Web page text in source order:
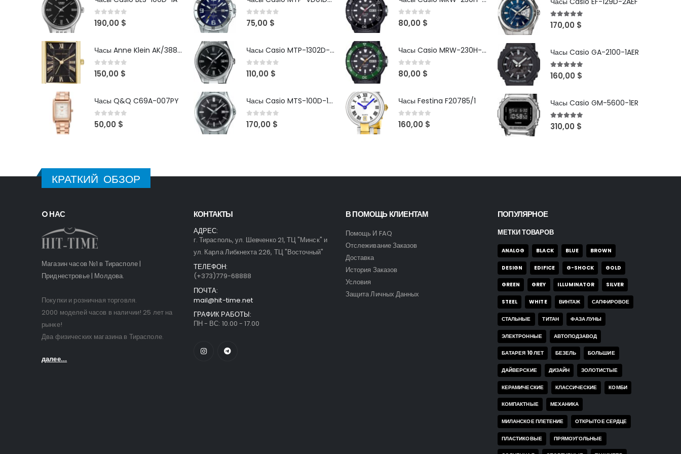
0out of 5
190,00 $
Часы Anne Klein AK/3882BKGB
0out of 5
150,00 $
Часы Q&Q C69A-007PY
0out of 5
50,00 $
0out of 5
75,00 $
Часы Casio MTP-1302D-1A1VDF
0out of 5
110,00 $
Часы Casio MTS-100D-1AV
0out of 5
170,00 $
0out of 5
80,00 $
Часы Casio MRW-230H-1E3VDF
0out of 5
80,00 $
Часы Festina F20785/1
0out of 5
160,00 $
5out of 5
170,00 $
Часы Casio GA-2100-1AER
5out of 5
160,00 $
Часы Casio GM-5600-1ER
5out of 5
310,00 $
КРАТКИЙ ОБЗОР
O НАС
Магазин часов №1 в Тирасполе |
Приднестровье | Молдова.
Покупки и розничная торговля.
2000 моделей часов в наличии! 25 лет на
рынке!
Два физических магазина в Тирасполе.
далее...
КОНТАКТЫ
АДРЕС:
г. Тирасполь, ул. Шевченко 21, ТЦ "Минск" и
ул. Карла Либкнехта 226, ТЦ "Восточный"
ТЕЛЕФОН:
(+373)779-68888
ПОЧТА:
mail@hit-time.net
ГРАФИК РАБОТЫ:
ПН - ВС: 10.00 - 17.00
В ПОМОЩЬ КЛИЕНТАМ
Помощь И FAQ
Отслеживание Заказов
Доставка
История Заказов
Условия
Защита Личных Данных
ПОПУЛЯРНОЕ
МЕТКИ ТОВАРОВ
ANALOG BLACK BLUE BROWN
DESIGN EDIFICE G-SHOCK GOLD
GREEN GREY ILLUMINATOR SILVER
STEEL WHITE ВИНТАЖ САПФИРОВОЕ
СТАЛЬНЫЕ ТИТАН ФАЗА ЛУНЫ
ЭЛЕКТРОННЫЕ АВТОПОДЗАВОД
БАТАРЕЯ 10 ЛЕТ БЕЗЕЛЬ БОЛЬШИЕ
ДАЙВЕРСКИЕ ДИЗАЙН ЗОЛОТИСТЫЕ
КЕРАМИЧЕСКИЕ КЛАССИЧЕСКИЕ КОМБИ
КОМПАКТНЫЕ МЕХАНИКА
МИЛАНСКОЕ ПЛЕТЕНИЕ ОТКРЫТОЕ СЕРДЦЕ
ПЛАСТИКОВЫЕ ПРЯМОУГОЛЬНЫЕ